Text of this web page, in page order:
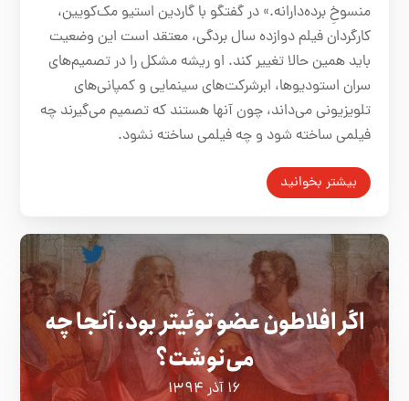
منسوخِ برده‌دارانه.» در گفتگو با گاردین استیو مک‌کویین،
کارگردان فیلم دوازده سال بردگی، معتقد است این وضعیت
باید همین حالا تغییر کند. او ریشه مشکل را در تصمیم‌های
سران استودیو‌ها، ابرشرکت‌های سینمایی و کمپانی‌های
تلویزیونی می‌داند، چون آنها هستند که تصمیم می‌گیرند چه
فیلمی ساخته شود و چه فیلمی ساخته نشود.
بیشتر بخوانید
اگر افلاطون عضو توئیتر بود، آنجا چه
می‌نوشت؟
۱۶ آذر ۱۳۹۴